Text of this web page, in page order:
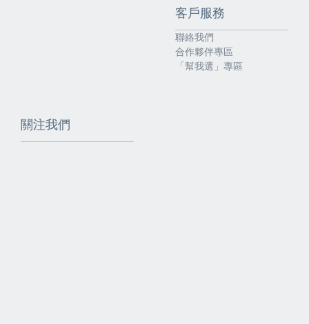
客戶服務
聯絡我們
合作夥伴專區
「幫我選」專區
關注我們